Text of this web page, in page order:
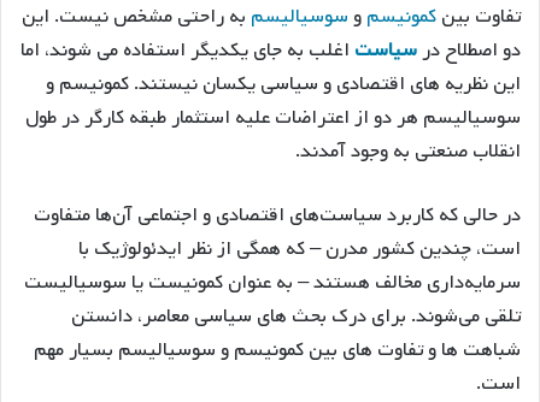
تفاوت بینکمونیسموسوسیالیسم به راحتی مشخص نیست. این
دو اصطلاح درسیاست اغلب به جای یکدیگر استفاده می شوند، اما
این نظریه های اقتصادی و سیاسی یکسان نیستند. کمونیسم و
سوسیالیسم هر دو از اعتراضات علیه استثمار طبقه کارگر در طول
انقلاب صنعتی به وجود آمدند.
در حالی که کاربرد سیاست‌های اقتصادی و اجتماعی آن‌ها متفاوت
است، چندین کشور مدرن – که همگی از نظر ایدئولوژیک با
سرمایه‌داری مخالف هستند – به عنوان کمونیست یا سوسیالیست
تلقی می‌شوند. برای درک بحث های سیاسی معاصر، دانستن
شباهت ها و تفاوت های بین کمونیسم و سوسیالیسم بسیار مهم
است.